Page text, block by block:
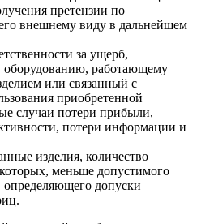
претензии по
внешнему виду в дальнейшем
за ущерб,
работающему
или связанный с
приобретенной
случаи потери прибыли,
потери информации и
изделия, количество
меньше допустимого
определяющего допуски